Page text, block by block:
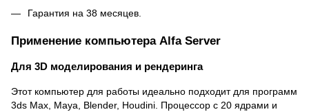
Гарантия на 38 месяцев.
Применение компьютера Alfa Server
Для 3D моделирования и рендеринга
Этот компьютер для работы идеально подходит для программ
3ds Max, Maya, Blender, Houdini. Процессор с 20 ядрами и